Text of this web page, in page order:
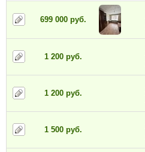
699 000 руб.
1 200 руб.
1 200 руб.
1 500 руб.